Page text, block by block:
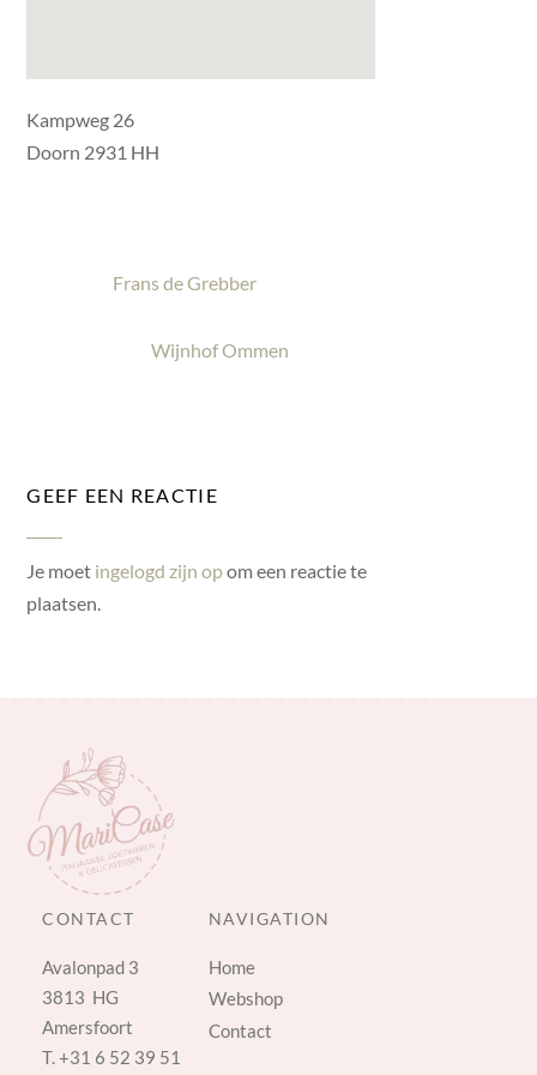
Kampweg 26
Doorn 2931 HH
Frans de Grebber
Wijnhof Ommen
GEEF EEN REACTIE
Je moet ingelogd zijn opom een reactie te
plaatsen.
CONTACT
Avalonpad 3
3813 HG
Amersfoort
T.+31 6 52 39 51
NAVIGATION
Home
Webshop
Contact